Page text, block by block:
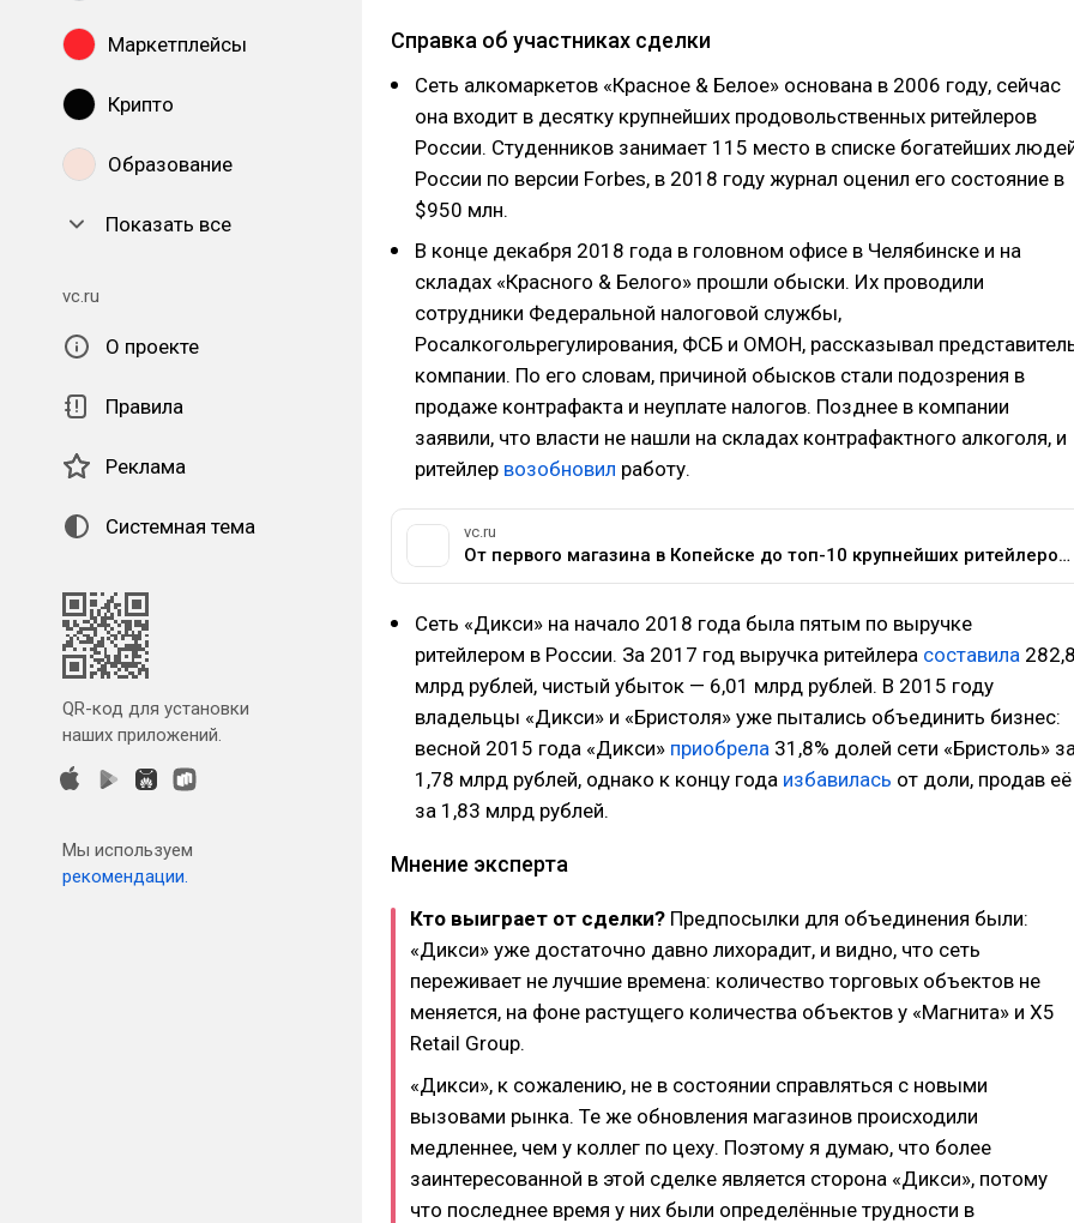
Маркетплейсы
Крипто
Образование
Показать все
vc.ru
О проекте
Правила
Реклама
Системная тема
QR-код для установки
наших приложений.
Мы используем
рекомендации.
Справка об участниках сделки
Сеть алкомаркетов «Красное & Белое» основана в 2006 году, сейчас
она входит в десятку крупнейших продовольственных ритейлеров
России. Студенников занимает 115 место в списке богатейших
России по версии Forbes, в 2018 году журнал оценил его состояние в
$950 млн.
В конце декабря 2018 года в головном офисе в Челябинске и на
складах «Красного & Белого» прошли обыски. Их проводили
сотрудники Федеральной налоговой службы,
Росалкогольрегулирования, ФСБ и ОМОН, рассказывал
компании. По его словам, причиной обысков стали подозрения в
продаже контрафакта и неуплате налогов. Позднее в компании
заявили, что власти не нашли на складах контрафактного алкоголя, и
ритейлер возобновил работу.
vc.ru
От первого магазина в Копейске до топ-10 крупнейших ритейлеров России: коротко о развитии сети «Красное & Белое» — Торговля на vc.ru
Сеть «Дикси» на начало 2018 года была пятым по выручке
ритейлером в России. За 2017 год выручка ритейлера составила
млрд рублей, чистый убыток — 6,01 млрд рублей. В 2015 году
владельцы «Дикси» и «Бристоля» уже пытались объединить бизнес:
весной 2015 года «Дикси» приобрела 31,8% долей сети «Бристоль»
1,78 млрд рублей, однако к концу года избавилась от доли, продав её
за 1,83 млрд рублей.
Мнение эксперта
Кто выиграет от сделки? Предпосылки для объединения были:
«Дикси» уже достаточно давно лихорадит, и видно, что сеть
переживает не лучшие времена: количество торговых объектов не
меняется, на фоне растущего количества объектов у «Магнита» и X5
Retail Group.
«Дикси», к сожалению, не в состоянии справляться с новыми
вызовами рынка. Те же обновления магазинов происходили
медленнее, чем у коллег по цеху. Поэтому я думаю, что более
заинтересованной в этой сделке является сторона «Дикси», потому
что последнее время у них были определённые трудности в